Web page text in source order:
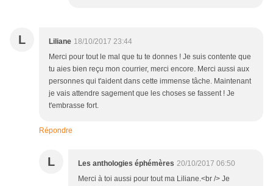
L Liliane 18/10/2017 23:44
Merci pour tout le mal que tu te donnes ! Je suis contente que
tu aies bien reçu mon courrier, merci encore. Merci aussi aux
personnes qui t'aident dans cette immense tâche. Maintenant
je vais attendre sagement que les choses se fassent ! Je
t'embrasse fort.
Répondre
L Les anthologies éphémères 20/10/2017 06:50
Merci à toi aussi pour tout ma Liliane.<br /> Je